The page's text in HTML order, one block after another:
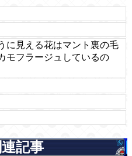
に見える花はマント裏の毛
モフラージュしているの
記事